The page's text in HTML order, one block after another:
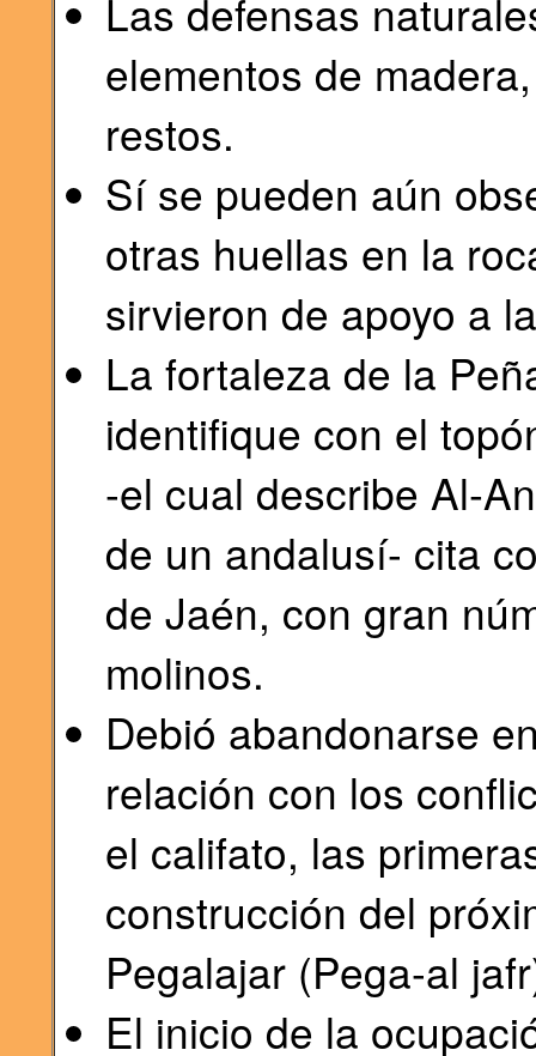
Las defensas
elementos de
restos.
Sí se pueden aún
otras huellas en la
sirvieron de apoyo a
La fortaleza de la
identifique con el
-el cual describe
de un andalusí- cita
de Jaén, con gran
molinos.
Debió abandonarse
relación con los
el califato, las
construcción del
Pegalajar (Pega-al
El inicio de la